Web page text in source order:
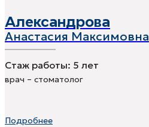
Александрова
Анастасия Максимовна
Стаж работы: 5 лет
врач – стоматолог
Подробнее